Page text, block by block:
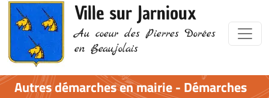
Ville sur Jarnioux
Au coeur des Pierres Dorées
en Beaujolais
Autres démarches en mairie - Démarches